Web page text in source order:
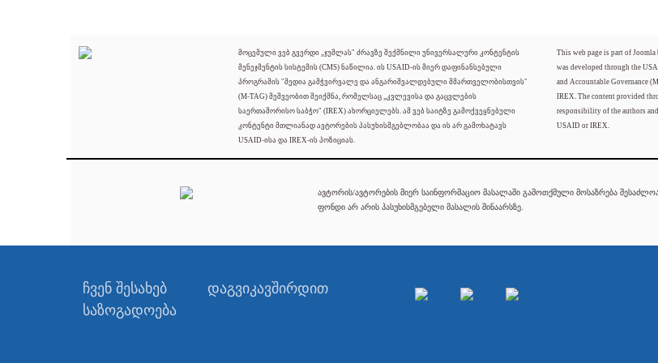
მოცემული ვებ გვერდი „ჯუმლას" ძრავზე შექმნილი უნივერსალური კონტენტის
მენეჯმენტის სისტემის (CMS) ნაწილია. ის USAID-ის მიერ დაფინანსებული
პროგრამის "მედია გამჭვირვალე და ანგარიშვალდებული მმართველობისთვის"
(M-TAG) მეშვეობით შეიქმნა, რომელსაც „კვლევისა და გაცვლების
საერთაშორისო საბჭო" (IREX) ახორციელებს. ამ ვებ საიტზე გამოქვეყნებული
კონტენტი მთლიანად ავტორების პასუხისმგებლობაა და ის არ გამოხატავს
USAID-ისა და IREX-ის პოზიციას.
This web page is part of
was developed through the
and Accountable Governance
IREX. The content provided
responsibility of the authors
USAID or IREX.
ავტორის/ავტორების მიერ საინფორმაციო მასალაში გამოთქმული მოსაზრება
ფონდი არ არის პასუხისმგებელი მასალის შინაარსზე.
ჩვენ შესახებ
დაგვიკავშირდით
საზოგადოება